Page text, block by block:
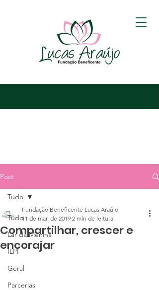
Post
Tudo
Lar da Menina
ILPI
Geral
Parcerias
Tudo
Compartilhar, crescer e
encorajar
Fundação Beneficente Lucas Araújo
11 de mar. de 2019 2 min de leitura